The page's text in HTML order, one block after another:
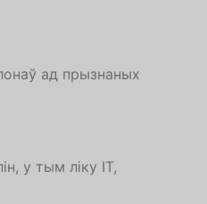
ад прызнаных
у тым ліку ІТ,